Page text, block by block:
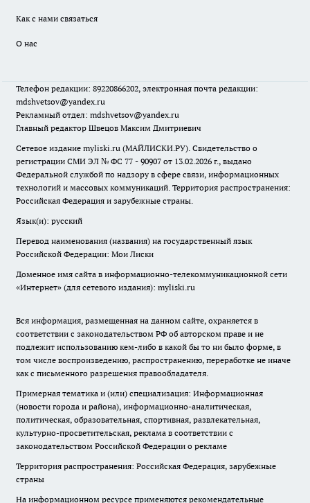
Как с нами связаться
О нас
Телефон редакции: 89220866202, электронная почта редакции:
mdshvetsov@yandex.ru
Рекламный отдел: mdshvetsov@yandex.ru
Главный редактор Швецов Максим Дмитриевич
Сетевое издание myliski.ru (МАЙЛИСКИ.РУ). Свидетельство о
регистрации СМИ ЭЛ № ФС 77 - 90907 от 13.02.2026 г., выдано
Федеральной службой по надзору в сфере связи, информационных
технологий и массовых коммуникаций. Территория распространения:
Российская Федерация и зарубежные страны.
Язык(и): русский
Перевод наименования (названия) на государственный язык
Российской Федерации: Мои Лиски
Доменное имя сайта в информационно-телекоммуникационной сети
«Интернет» (для сетевого издания): myliski.ru
Вся информация, размещенная на данном сайте, охраняется в
соответствии с законодательством РФ об авторском праве и не
подлежит использованию кем-либо в какой бы то ни было форме, в
том числе воспроизведению, распространению, переработке не иначе
как с письменного разрешения правообладателя.
Примерная тематика и (или) специализация: Информационная
(новости города и района), информационно-аналитическая,
политическая, образовательная, спортивная, развлекательная,
культурно-просветительская, реклама в соответствии с
законодательством Российской Федерации о рекламе
Территория распространения: Российская Федерация, зарубежные
страны
На информационном ресурсе применяются рекомендательные